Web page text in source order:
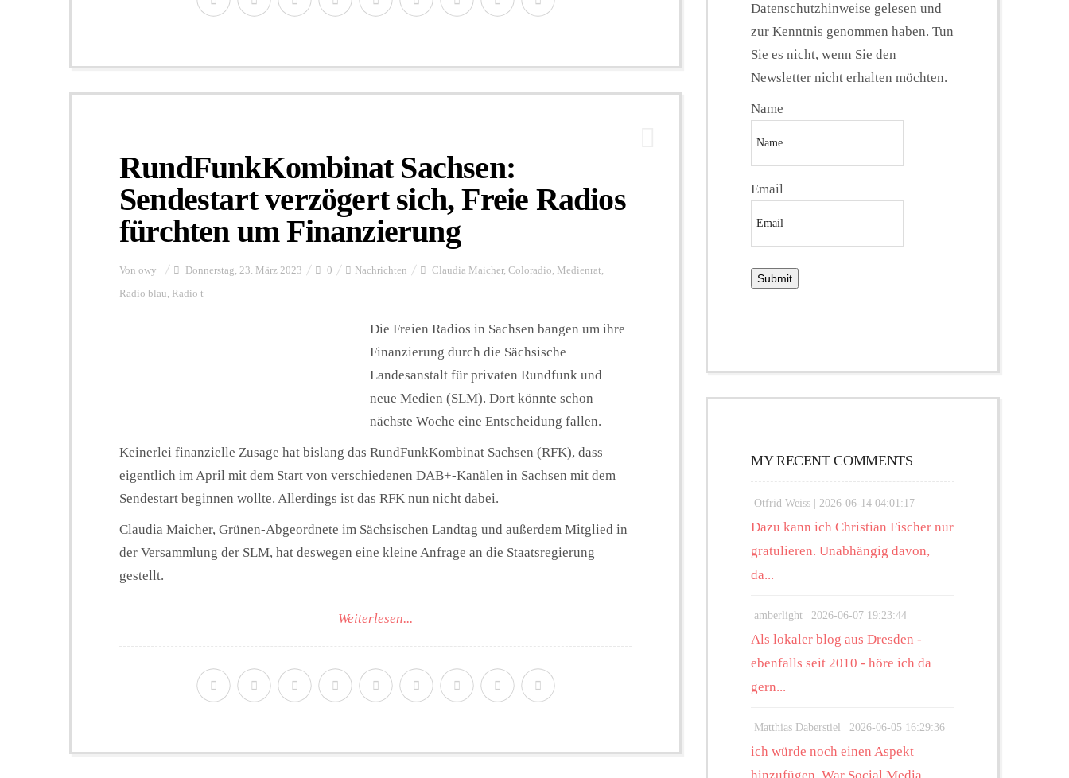
RundFunkKombinat Sachsen:
Sendestart verzögert sich, Freie Radios
fürchten um Finanzierung
Von owy Donnerstag, 23. März 2023 0 Nachrichten Claudia Maicher, Coloradio Medienrat
Radio blau Radio t
Die Freien Radios in Sachsen bangen um ihre
Finanzierung durch die Sächsische
Landesanstalt für privaten Rundfunk und
neue Medien (SLM). Dort könnte schon
nächste Woche eine Entscheidung fallen.
Keinerlei finanzielle Zusage hat bislang das RundFunkKombinat Sachsen (RFK), dass
eigentlich im April mit dem Start von verschiedenen DAB+-Kanälen in Sachsen mit dem
Sendestart beginnen wollte. Allerdings ist das RFK nun nicht dabei.
Claudia Maicher, Grünen-Abgeordnete im Sächsischen Landtag und außerdem Mitglied in
der Versammlung der SLM, hat deswegen eine kleine Anfrage an die Staatsregierung
gestellt.
Weiterlesen...
Datenschutzhinweise gelesen und
zur Kenntnis genommen haben. Tun
Sie es nicht, wenn Sie den
Newsletter nicht erhalten möchten.
Name
Email
MY RECENT COMMENTS
Otfrid Weiss | 2026-06-14 04:01:17
Dazu kann ich Christian Fischer nur
gratulieren. Unabhängig davon,
da...
amberlight | 2026-06-07 19:23:44
Als lokaler blog aus Dresden -
ebenfalls seit 2010 - höre ich da
gern...
Matthias Daberstiel | 2026-06-05 16:29:36
ich würde noch einen Aspekt